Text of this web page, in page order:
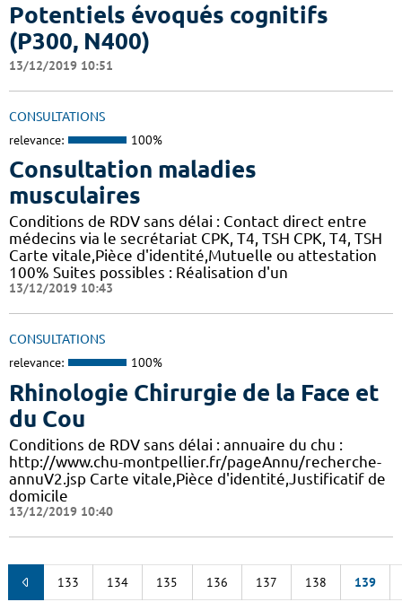
Potentiels évoqués cognitifs
(P300, N400)
13/12/2019 10:51
CONSULTATIONS
relevance: 100%
Consultation maladies
musculaires
Conditions de RDV sans délai : Contact direct entre
médecins via le secrétariat CPK, T4, TSH CPK, T4, TSH
Carte vitale,Pièce d'identité,Mutuelle ou attestation
100% Suites possibles : Réalisation d'un
13/12/2019 10:43
CONSULTATIONS
relevance: 100%
Rhinologie Chirurgie de la Face et
du Cou
Conditions de RDV sans délai : annuaire du chu :
http://www.chu-montpellier.fr/pageAnnu/recherche-
annuV2.jsp Carte vitale,Pièce d'identité,Justificatif de
domicile
13/12/2019 10:40
133 134 135 136 137 138 139